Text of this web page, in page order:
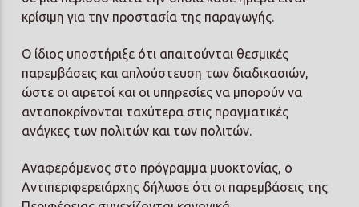
κρίσιμη για την προστασία της παραγωγής.
Ο ίδιος υποστήριξε ότι απαιτούνται θεσμικές
παρεμβάσεις και απλούστευση των διαδικασιών,
ώστε οι αιρετοί και οι υπηρεσίες να μπορούν να
ανταποκρίνονται ταχύτερα στις πραγματικές
ανάγκες των πολιτών και των πολιτών.
Αναφερόμενος στο πρόγραμμα μυοκτονίας, ο
Αντιπεριφερειάρχης δήλωσε ότι οι παρεμβάσεις της